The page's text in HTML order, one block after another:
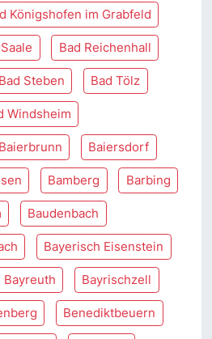
Königshofen im Grabfeld
Bad Reichenhall
Bad Steben Bad Tölz
Windsheim
Baierbrunn Baiersdorf
Bamberg Barbing
Baudenbach
Bayerisch Eisenstein
Bayreuth Bayrischzell
Benediktbeuern